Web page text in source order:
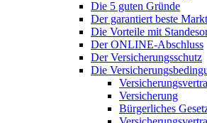
Die 5 guten Gründe
Der garantiert beste
Die Vorteile mit
Der ONLINE-Abschluss
Der Versicherungsschutz
Die
Versicherung
Bürgerliches